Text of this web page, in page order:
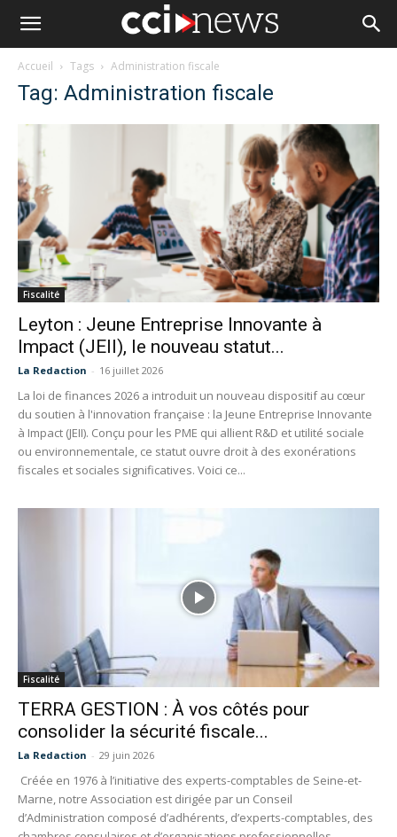
Accueil Tags Administration fiscale
Tag: Administration fiscale
Fiscalité
Leyton : Jeune Entreprise Innovante à
Impact (JEII), le nouveau statut...
La Redaction - 16 juillet 2026
La loi de finances 2026 a introduit un nouveau dispositif au cœur
du soutien à l'innovation française : la Jeune Entreprise Innovante
à Impact (JEII). Conçu pour les PME qui allient R&D et utilité sociale
ou environnementale, ce statut ouvre droit à des exonérations
fiscales et sociales significatives. Voici ce...
Fiscalité
TERRA GESTION : À vos côtés pour
consolider la sécurité fiscale...
La Redaction - 29 juin 2026
Créée en 1976 à l’initiative des experts-comptables de Seine-et-
Marne, notre Association est dirigée par un Conseil
d’Administration composé d’adhérents, d’experts-comptables, des